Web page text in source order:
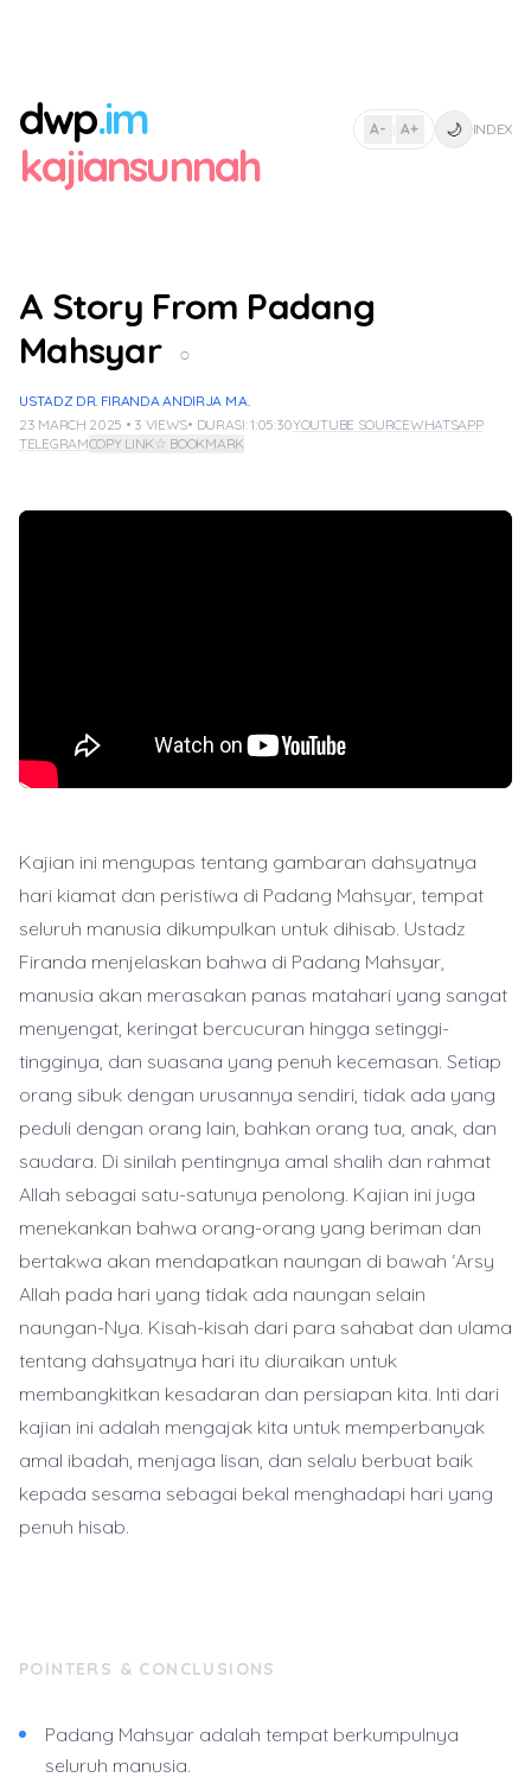
dwp.im
kajiansunnah
A- | A+ 🌙 INDEX
A Story From Padang
Mahsyar
○
USTADZ DR. FIRANDA ANDIRJA M.A.
23 MARCH 2025 • 3 VIEWS• DURASI: 1:05:30YOUTUBE SOURCEWHATSAPP
TELEGRAMCOPY LINK☆ BOOKMARK
Kajian ini mengupas tentang gambaran dahsyatnya
hari kiamat dan peristiwa di Padang Mahsyar, tempat
seluruh manusia dikumpulkan untuk dihisab. Ustadz
Firanda menjelaskan bahwa di Padang Mahsyar,
manusia akan merasakan panas matahari yang sangat
menyengat, keringat bercucuran hingga setinggi-
tingginya, dan suasana yang penuh kecemasan. Setiap
orang sibuk dengan urusannya sendiri, tidak ada yang
peduli dengan orang lain, bahkan orang tua, anak, dan
saudara. Di sinilah pentingnya amal shalih dan rahmat
Allah sebagai satu-satunya penolong. Kajian ini juga
menekankan bahwa orang-orang yang beriman dan
bertakwa akan mendapatkan naungan di bawah ‘Arsy
Allah pada hari yang tidak ada naungan selain
naungan-Nya. Kisah-kisah dari para sahabat dan ulama
tentang dahsyatnya hari itu diuraikan untuk
membangkitkan kesadaran dan persiapan kita. Inti dari
kajian ini adalah mengajak kita untuk memperbanyak
amal ibadah, menjaga lisan, dan selalu berbuat baik
kepada sesama sebagai bekal menghadapi hari yang
penuh hisab.
POINTERS & CONCLUSIONS
Padang Mahsyar adalah tempat berkumpulnya
seluruh manusia.